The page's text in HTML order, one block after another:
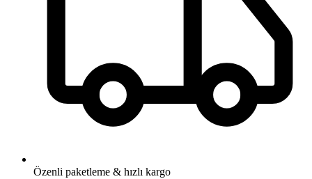
Özenli paketleme & hızlı kargo